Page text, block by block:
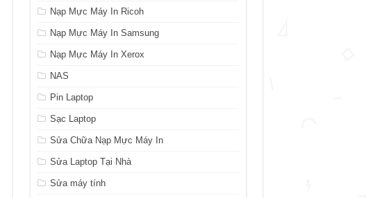
Nạp Mực Máy In Ricoh
Nạp Mực Máy In Samsung
Nạp Mực Máy In Xerox
NAS
Pin Laptop
Sạc Laptop
Sửa Chữa Nạp Mực Máy In
Sửa Laptop Tại Nhà
Sửa máy tính